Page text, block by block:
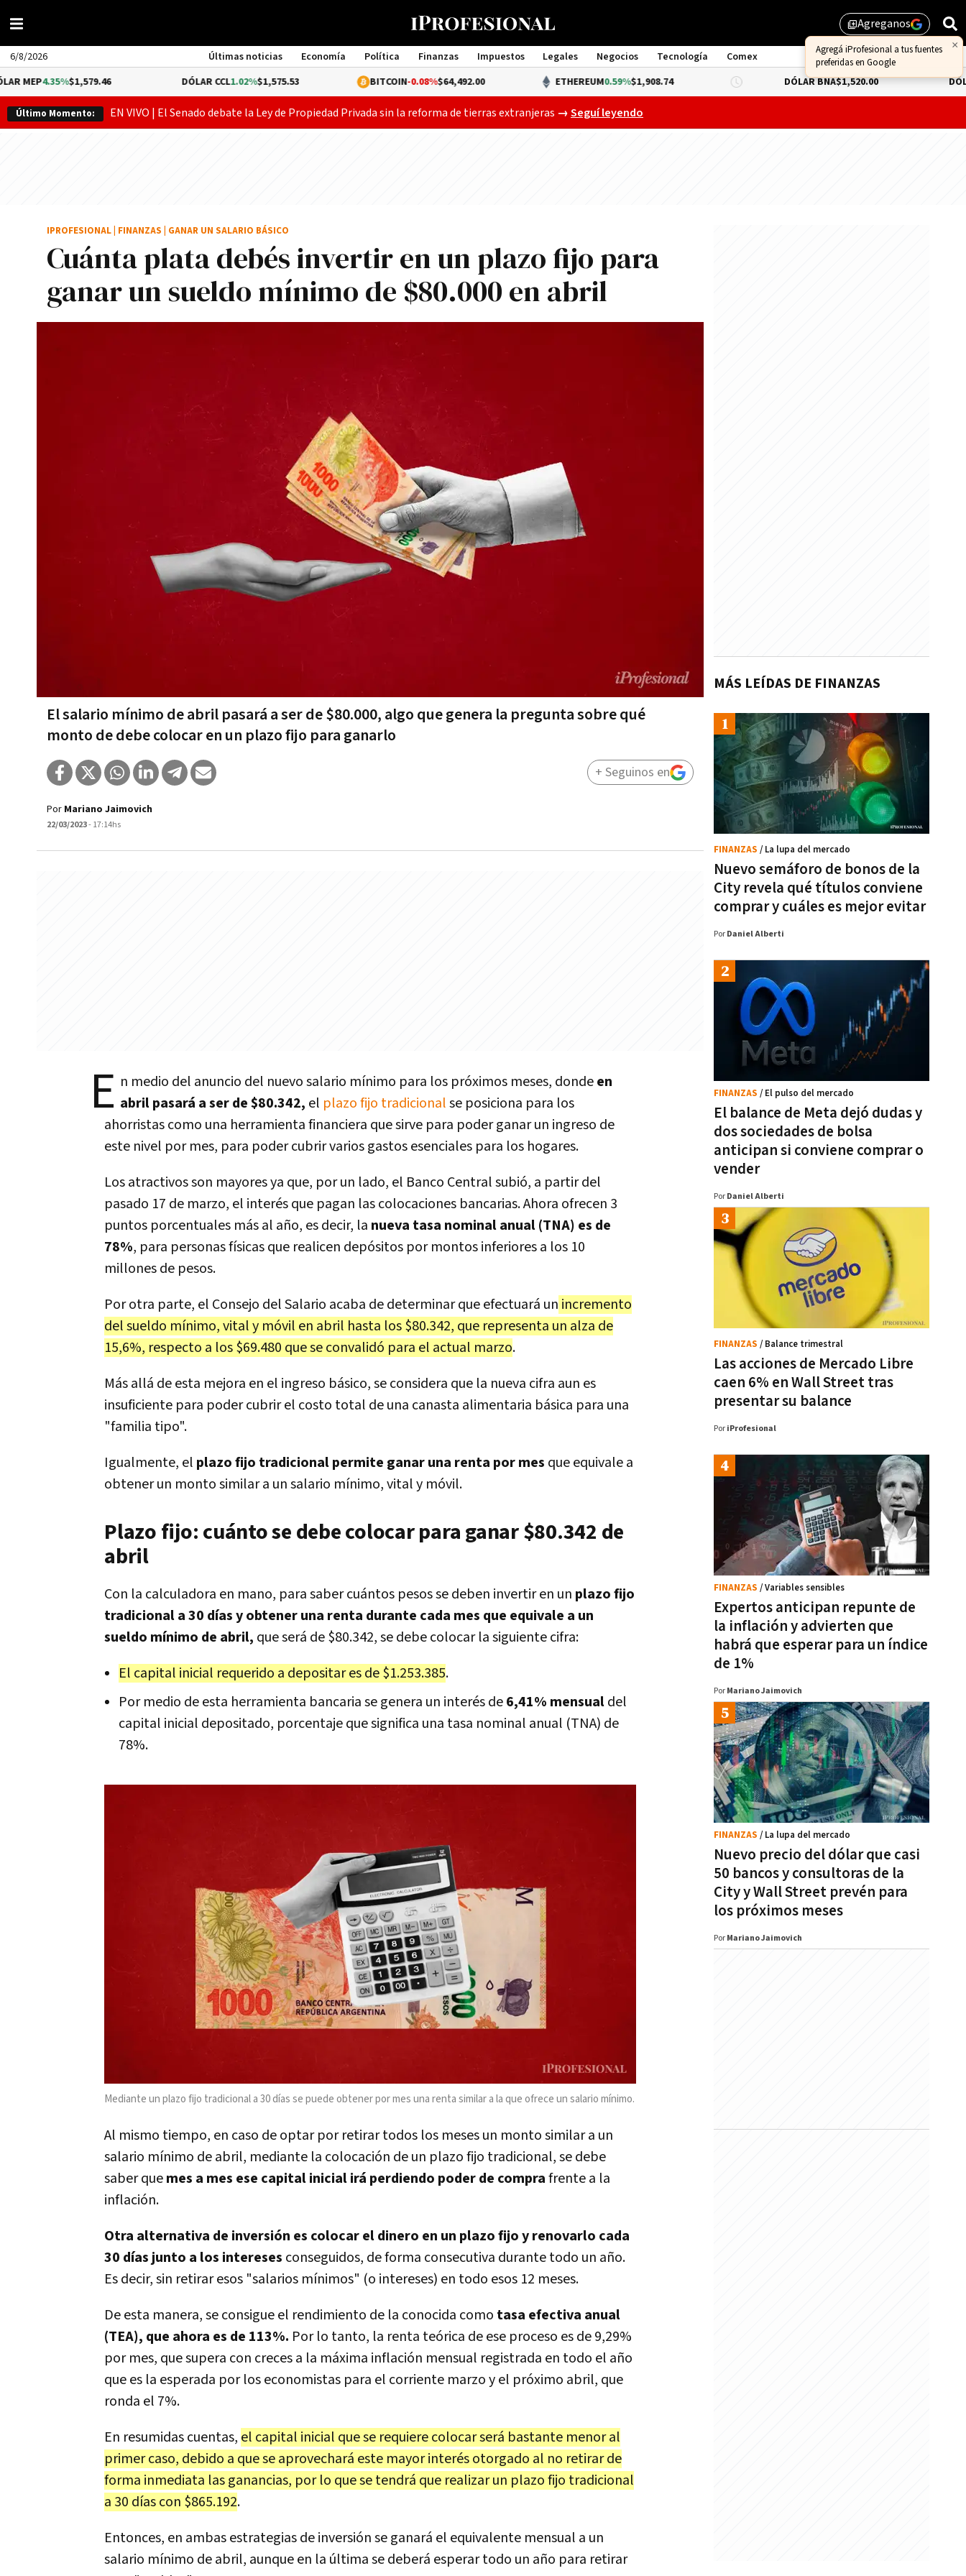
library_addAgreganos
×
Agregá iProfesional a tus fuentes
preferidas en Google
6/8/2026 Últimas noticias Economía Política Finanzas Impuestos Legales Negocios Tecnología
Comex
Management
$1,579.46 1.02%$1,575.53 BITCOIN-0.08%$64,492.00 ETHEREUM 0.59%$1,908.74 DÓLAR BNA$1,520.00 DÓLAR BLUE-
Último Momento: EN VIVO | El Senado debate la Ley de Propiedad Privada sin la reforma de tierras extranjeras Gobierno busca aprobar lo que queda de "propiedad privada" y evitar un
→Seguí leyendo
Cuánta plata debés invertir en un plazo fijo para
ganar un sueldo mínimo de $80.000 en abril
El salario mínimo de abril pasará a ser de $80.000, algo que genera la pregunta sobre qué
monto de debe colocar en un plazo fijo para ganarlo
IPROFESIONAL FINANZAS GANAR UN SALARIO BÁSICO
Por Mariano Jaimovich
22/03/2023- 17:14hs
+ Seguinos en
E n medio del anuncio del nuevo salario mínimo para los próximos meses, dondeen
abril pasará a ser de $80.342, el plazo fijo tradicionalse posiciona para los
ahorristas como una herramienta financiera que sirve para poder ganar un ingreso de
este nivel por mes, para poder cubrir varios gastos esenciales para los hogares.
Los atractivos son mayores ya que, por un lado, el Banco Central subió, a partir del
pasado 17 de marzo, el interés que pagan las colocaciones bancarias. Ahora ofrecen 3
puntos porcentuales más al año, es decir, la nueva tasa nominal anual (TNA) es de
78%, para personas físicas que realicen depósitos por montos inferiores a los 10
millones de pesos.
Por otra parte, el Consejo del Salario acaba de determinar que efectuará un incremento
del sueldo mínimo, vital y móvil en abril hasta los $80.342, que representa un alza de
15,6%, respecto a los $69.480 que se convalidó para el actual marzo.
Más allá de esta mejora en el ingreso básico, se considera que la nueva cifra aun es
insuficiente para poder cubrir el costo total de una canasta alimentaria básica para una
"familia tipo".
Igualmente, el plazo fijo tradicional permite ganar una renta por mes que equivale a
obtener un monto similar a un salario mínimo, vital y móvil.
Plazo fijo: cuánto se debe colocar para ganar$80.342 de
abril
Con la calculadora en mano, para saber cuántos pesos se deben invertir en un plazo fijo
tradicional a 30 días y obtener una renta durante cada mes que equivale a un
sueldo mínimo de abril, que será de $80.342, se debe colocar la siguiente cifra:
El capital inicial requerido a depositar es de $1.253.385.
Por medio de esta herramienta bancaria se genera un interés de6,41% mensualdel
capital inicial depositado, porcentaje que significa una tasa nominal anual (TNA) de
78%.
Mediante un plazo fijo tradicional a 30 días se puede obtener por mes una renta similar a la que ofrece un salario mínimo.
Al mismo tiempo, en caso de optar por retirar todos los meses un monto similar a un
salario mínimo de abril, mediante la colocación de un plazo fijo tradicional, se debe
saber quemes a mes ese capital inicial irá perdiendo poder de comprafrente a la
inflación.
Otra alternativa de inversión es colocar el dinero en un plazo fijo y renovarlo cada
30 días junto a los intereses conseguidos, de forma consecutiva durante todo un año.
Es decir, sin retirar esos "salarios mínimos" (o intereses) en todo esos 12 meses.
De esta manera, se consigue el rendimiento de la conocida como tasa efectiva anual
(TEA), que ahora es de 113%. Por lo tanto, la renta teórica de ese proceso es de 9,29%
por mes, que supera con creces a la máxima inflación mensual registrada en todo el año
que es la esperada por los economistas para el corriente marzo y el próximo abril, que
ronda el 7%.
En resumidas cuentas, el capital inicial que se requiere colocar será bastante menor al
primer caso, debido a que se aprovechará este mayor interés otorgado al no retirar de
forma inmediata las ganancias, por lo que se tendrá que realizar un plazo fijo tradicional
a 30 días con $865.192.
Entonces, en ambas estrategias de inversión se ganará el equivalente mensual a un
salario mínimo de abril, aunque en la última se deberá esperar todo un año para retirar
MÁS LEÍDAS DE FINANZAS
Nuevo semáforo de bonos de la
City revela qué títulos conviene
comprar y cuáles es mejor evitar
FINANZAS / La lupa del mercado
Por Daniel Alberti
El balance de Meta dejó dudas y
dos sociedades de bolsa
anticipan si conviene comprar o
vender
FINANZAS / El pulso del mercado
Por Daniel Alberti
Las acciones de Mercado Libre
caen 6% en Wall Street tras
presentar su balance
FINANZAS / Balance trimestral
Por iProfesional
Expertos anticipan repunte de
la inflación y advierten que
habrá que esperar para un índice
de 1%
FINANZAS / Variables sensibles
Por Mariano Jaimovich
Nuevo precio del dólar que casi
50 bancos y consultoras de la
City y Wall Street prevén para
los próximos meses
FINANZAS / La lupa del mercado
Por Mariano Jaimovich